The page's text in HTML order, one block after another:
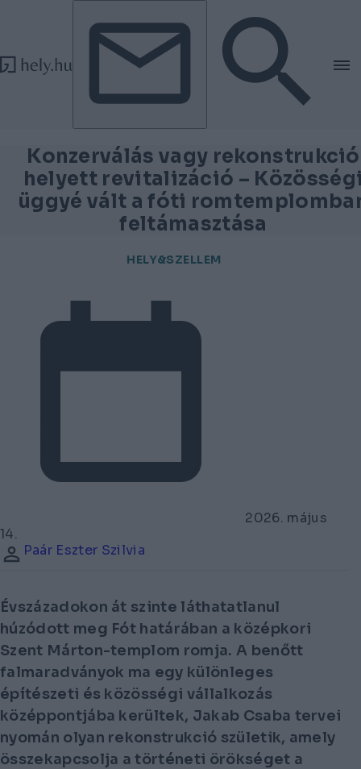
Tovább a tartalomhoz
Tovább a lábléchez
Konzerválás vagy rekonstrukció
helyett revitalizáció –
üggyé vált a fóti
feltámasztása
HELY&SZELLEM
2026. május
14.
Paár Eszter Szilvia
Évszázadokon át szinte láthatatlanul
húzódott meg Fót határában a középkori
Szent Márton-templom romja. A benőtt
falmaradványok ma egy különleges
építészeti és közösségi vállalkozás
középpontjába kerültek, Jakab Csaba tervei
nyomán olyan rekonstrukció születik, amely
összekapcsolja a történeti örökséget a